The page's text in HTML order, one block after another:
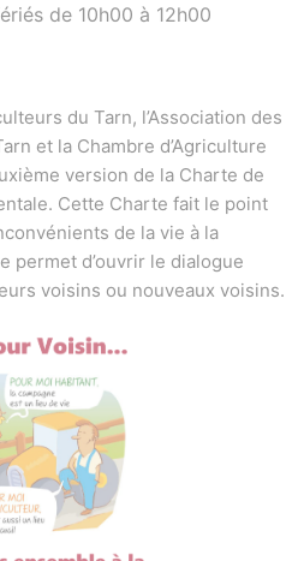
de 10h00 à 12h00
du Tarn, l’Association des
et la Chambre d’Agriculture
version de la Charte de
Cette Charte fait le point
de la vie à la
permet d’ouvrir le dialogue
voisins ou nouveaux voisins.